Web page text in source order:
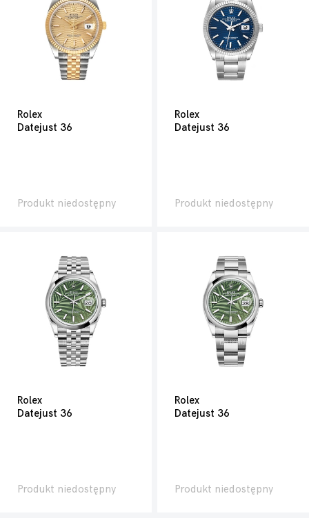
Rolex
Datejust 36
Produkt niedostępny
Rolex
Datejust 36
Produkt niedostępny
Rolex
Datejust 36
Produkt niedostępny
Rolex
Datejust 36
Produkt niedostępny